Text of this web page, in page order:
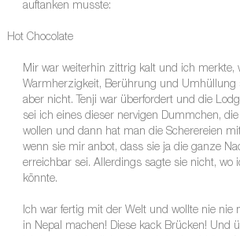
auftanken musste:
Hot Chocolate
Mir war weiterhin zittrig kalt und ich merkte,
Warmherzigkeit, Berührung und Umhüllung
aber nicht. Tenji war überfordert und die
sei ich eines dieser nervigen Dummchen,
wollen und dann hat man die Scherereien
wenn sie mir anbot, dass sie ja die ganze
erreichbar sei. Allerdings sagte sie nicht, wo
könnte.
Ich war fertig mit der Welt und wollte nie nie
in Nepal machen! Diese kack Brücken! Und